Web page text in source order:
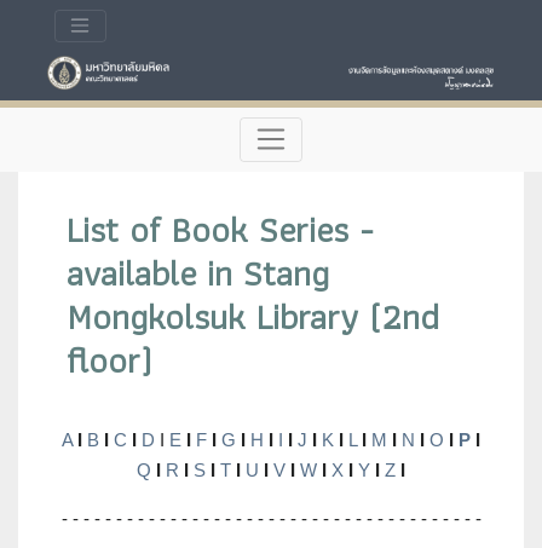
List of Book Series -
available in Stang
Mongkolsuk Library (2nd
floor)
A I B I C I D I E I F I G I H I I I J I K I L I M I N I O I P I
Q I R I S I T I U I V I W I X I Y I Z I
- - - - - - - - - - - - - - - - - - - - - - - - - - - - - - - - - - - - - - -